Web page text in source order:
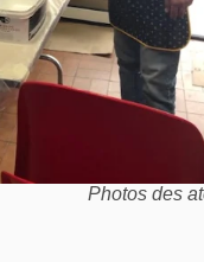
Photos des